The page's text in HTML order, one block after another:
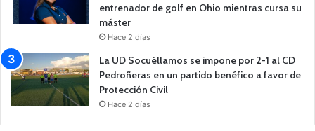
entrenador de golf en Ohio mientras cursa su
máster
Hace 2 días
La UD Socuéllamos se impone por 2-1 al CD
Pedroñeras en un partido benéfico a favor de
Protección Civil
Hace 2 días